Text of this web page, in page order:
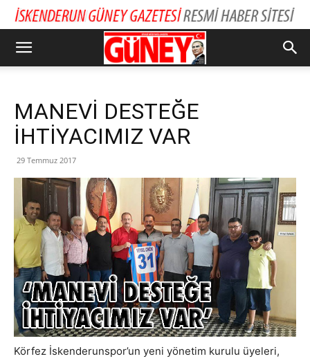
MANEVİ DESTEĞE
İHTİYACIMIZ VAR
29 Temmuz 2017
Körfez İskenderunspor’un yeni yönetim kurulu üyeleri,